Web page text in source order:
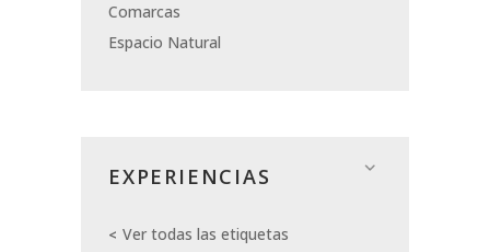
Comarcas
Espacio Natural
EXPERIENCIAS
Ver todas las etiquetas